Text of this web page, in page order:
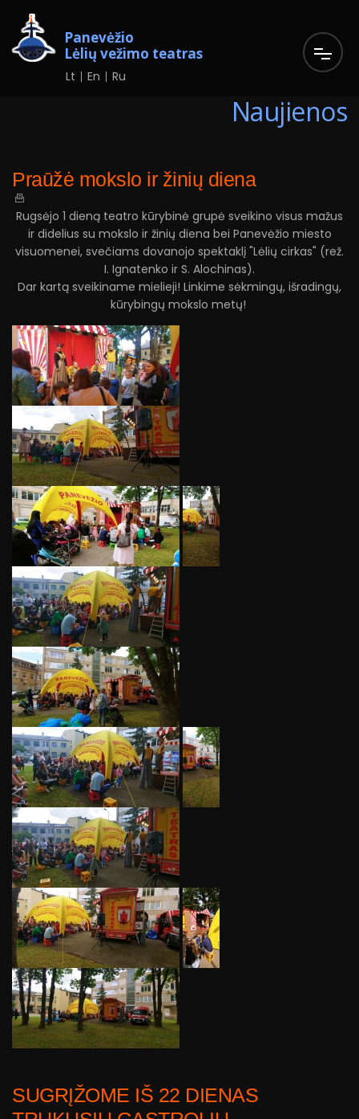
Panevėžio
Lėlių vežimo teatras
Lt En Ru
Naujienos
Praūžė mokslo ir žinių diena
Rugsėjo 1 dieną teatro kūrybinė grupė sveikino visus mažus
ir didelius su mokslo ir žinių diena bei Panevėžio miesto
visuomenei, svečiams dovanojo spektaklį "Lėlių cirkas" (rež.
I. Ignatenko ir S. Alochinas).
Dar kartą sveikiname mielieji! Linkime sėkmingų, išradingų,
kūrybingų mokslo metų!
SUGRĮŽOME IŠ 22 DIENAS